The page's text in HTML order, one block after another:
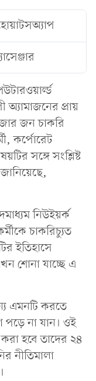
অ্যামাজনের প্রায়
জন চাকরি
কর্পোরেট
সঙ্গে সংশ্লিষ্ট
নিউইয়র্ক
চাকরিচ্যুত
ইতিহাসে
শোনা যাচ্ছে এ
এমনটি করতে
পড়ে না যান। ওই
হবে তাদের ২৪
নীতিমালা